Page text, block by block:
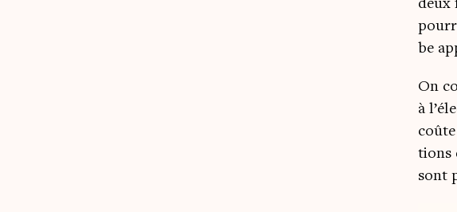
deux
be
On
à
tions
sont